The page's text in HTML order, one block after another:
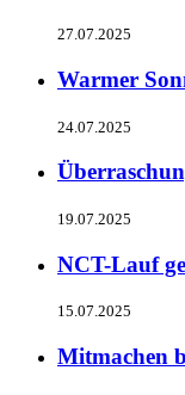
27.07.2025
Warmer
24.07.2025
19.07.2025
NCT-Lauf
15.07.2025
Mitmachen